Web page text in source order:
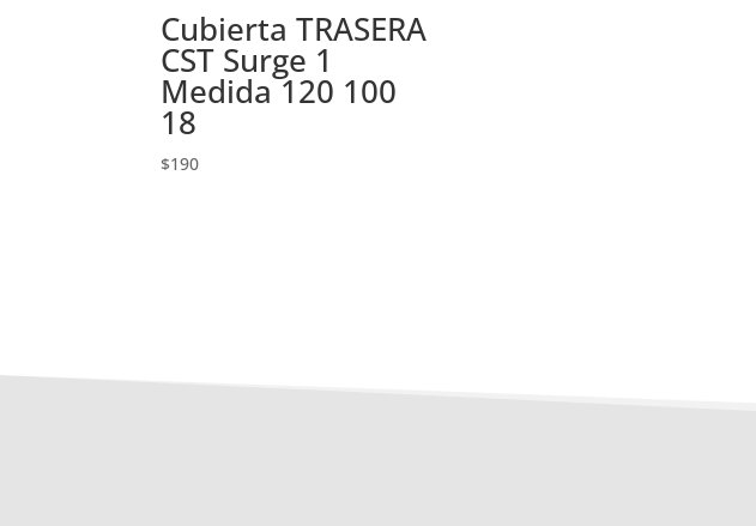
Cubierta TRASERA
CST Surge 1
Medida 120 100
18
$190